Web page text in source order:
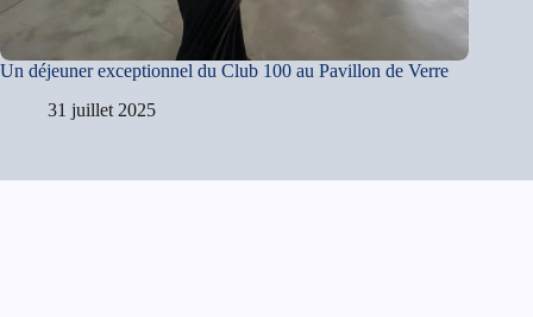
Un déjeuner exceptionnel du Club 100 au Pavillon de Verre
31 juillet 2025